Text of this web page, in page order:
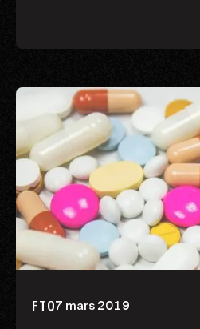
FTQ7 mars 2019